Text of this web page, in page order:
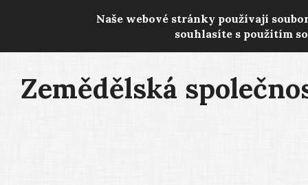
Naše webové stránky používají
souhlasíte s použitím
Zemědělská